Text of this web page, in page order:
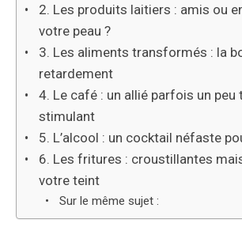
2. Les produits laitiers : amis ou
votre peau ?
3. Les aliments transformés : la
retardement
4. Le café : un allié parfois un peu
stimulant
5. L’alcool : un cocktail néfaste
6. Les fritures : croustillantes
votre teint
Sur le même sujet :